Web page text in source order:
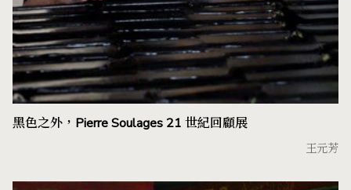
黑色之外，Pierre Soulages 21 世紀回顧展
王元芳